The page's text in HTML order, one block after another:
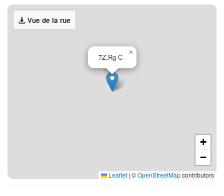
Vue de la rue
7Z,Rg C
×
+
−
Leaflet | ©OpenStreetMapcontributors